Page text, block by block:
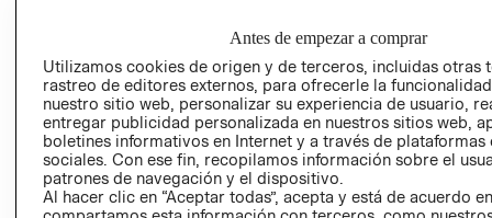
EMPRESARIAL
CONDICIONES
AVISO DE
PRIVACIDAD
GIFT CARD
AVISO DE
Antes de empezar a comprar
Utilizamos cookies de origen y de terceros, incluidas otras
rastreo de editores externos, para ofrecerle la
nuestro sitio web, personalizar su experiencia de usuario,
entregar publicidad personalizada en nuestros sitios web,
boletines informativos en Internet y a través de plataformas
sociales. Con ese fin, recopilamos información sobre el
patrones de navegación y el dispositivo.
Al hacer clic en “Aceptar todas”, acepta y está de acuerdo